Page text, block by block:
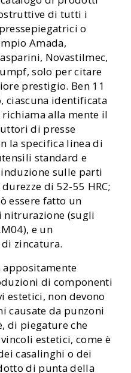
di tutti i
o
Amada,
Novastilmec,
solo per citare
prestigio. Ben 11
ciascuna identificata
alla mente il
di presse
la specifica linea di
standard e
sulle parti
di 52-55 HRC;
essere fatto un
(sugli
e un
zincatura.
appositamente
di componenti
estetici, non devono
causate da punzoni
di piegature che
estetici, come è
casalinghi o dei
di punta della